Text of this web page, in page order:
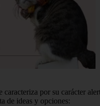
por su carácter
de ideas y opciones: